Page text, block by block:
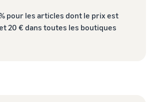
% pour les articles dont le prix est
20 € dans toutes les boutiques